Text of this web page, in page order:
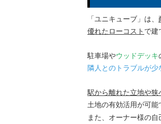
「ユニキューブ」は、
優れたローコスト で建
駐車場やウッドデッキ
隣人とのトラブルが少
駅から離れた立地や狭
土地の有効活用が可能
また、オーナー様の自